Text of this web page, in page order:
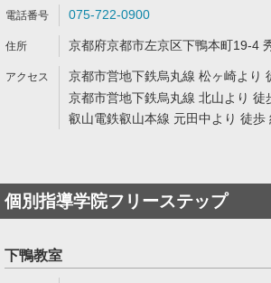
075-722-0900
京都府京都市左京区下鴨本町19-4
京都市営地下鉄烏丸線 松ヶ崎より
京都市営地下鉄烏丸線 北山より 徒
叡山電鉄叡山本線 元田中より 徒歩
個別指導学院フリーステップ
下鴨教室